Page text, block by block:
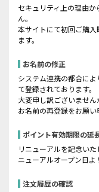
セキュリティ上の理由
ん。
本サイトにて初回ご購
ます。
お名前の修正
システム連携の都合に
て登録されております。
大変申し訳ございませ
お名前の再登録をお願い
ポイント有効期限の延
リニューアルを記念い
ニューアルオープン日よ
注文履歴の確認